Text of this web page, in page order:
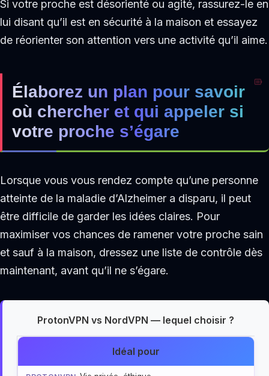
Si votre proche est désorienté ou agité, rassurez-le en
lui disant qu’il est en sécurité à la maison et essayez
de réorienter son attention vers une activité qu’il aime.
Élaborez un plan pour savoir
où chercher et qui appeler si
votre proche s’égare
Lorsque vous vous rendez compte qu’une personne
atteinte de la maladie d’Alzheimer a disparu, il peut
être difficile de garder les idées claires. Pour
maximiser vos chances de ramener votre proche sain
et sauf à la maison, dressez une liste de contrôle dès
maintenant, avant qu’il ne s’égare.
ProtonVPN vs NordVPN — lequel choisir ?
Idéal pour